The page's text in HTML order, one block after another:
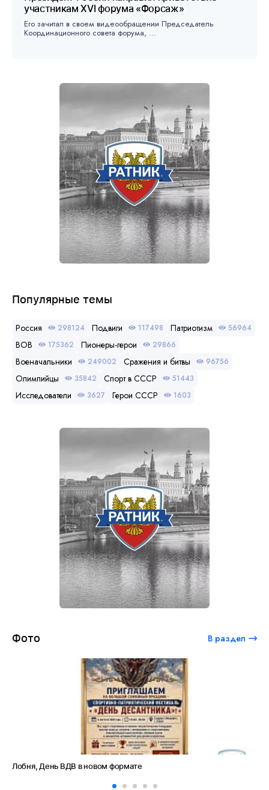
участникам XVI форума «Форсаж»
Его зачитал в своем видеообращении Председатель
Координационного совета форума, ...
Популярные темы
Россия 298124 Подвиги 117498 Патриотизм 56964
ВОВ 175362 Пионеры-герои 29866
Военачальники 249002 Сражения и битвы 96756
Олимпийцы 35842 Спорт в СССР 51443
Исследователи 3627 Герои СССР 1603
Фото В раздел
Лобня, День ВДВ в новом формате